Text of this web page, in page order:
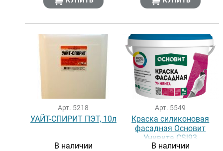
Арт. 5218
УАЙТ-СПИРИТ ПЭТ, 10л
В наличии
Арт. 5549
Краска силиконовая
фасадная Основит
Унивита СSl93
В наличии